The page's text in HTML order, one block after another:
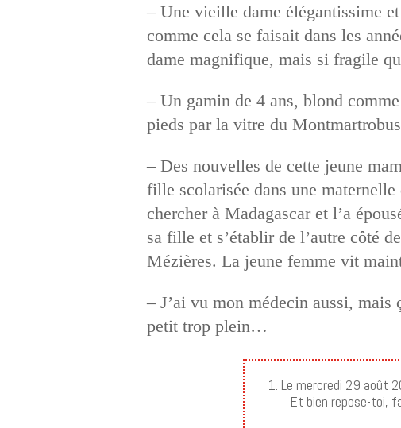
– Une vieille dame élégantissime
comme cela se faisait dans les
dame magnifique, mais si fragile
– Un gamin de 4 ans, blond
pieds par la vitre du
– Des nouvelles de cette jeune
fille scolarisée dans une
chercher à Madagascar et l’a
sa fille et s’établir de l’autre côté
Mézières. La jeune femme vit
– J’ai vu mon médecin aussi, mais
petit trop plein…
1. Le mercredi 29 août
Et bien repose-toi,